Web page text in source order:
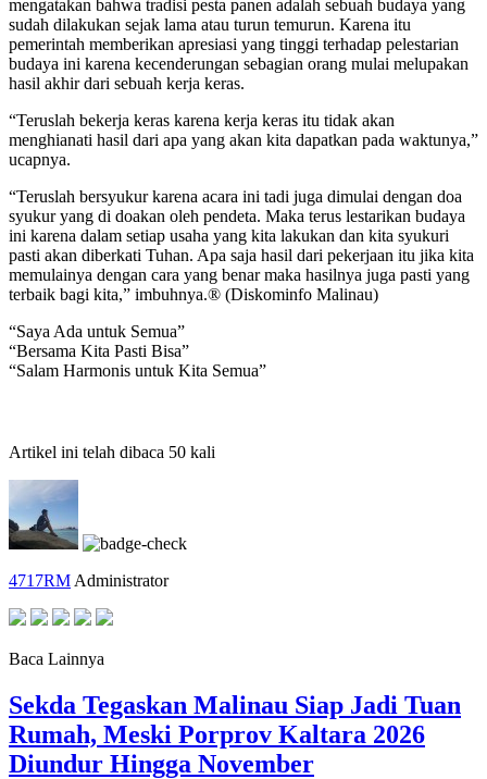
mengatakan bahwa tradisi pesta panen adalah sebuah budaya yang
sudah dilakukan sejak lama atau turun temurun. Karena itu
pemerintah memberikan apresiasi yang tinggi terhadap pelestarian
budaya ini karena kecenderungan sebagian orang mulai melupakan
hasil akhir dari sebuah kerja keras.
“Teruslah bekerja keras karena kerja keras itu tidak akan
menghianati hasil dari apa yang akan kita dapatkan pada waktunya,”
ucapnya.
“Teruslah bersyukur karena acara ini tadi juga dimulai dengan doa
syukur yang di doakan oleh pendeta. Maka terus lestarikan budaya
ini karena dalam setiap usaha yang kita lakukan dan kita syukuri
pasti akan diberkati Tuhan. Apa saja hasil dari pekerjaan itu jika kita
memulainya dengan cara yang benar maka hasilnya juga pasti yang
terbaik bagi kita,” imbuhnya.® (Diskominfo Malinau)
“Saya Ada untuk Semua”
“Bersama Kita Pasti Bisa”
“Salam Harmonis untuk Kita Semua”
Artikel ini telah dibaca 50 kali
4717RM Administrator
Baca Lainnya
Sekda Tegaskan Malinau Siap Jadi Tuan
Rumah, Meski Porprov Kaltara 2026
Diundur Hingga November